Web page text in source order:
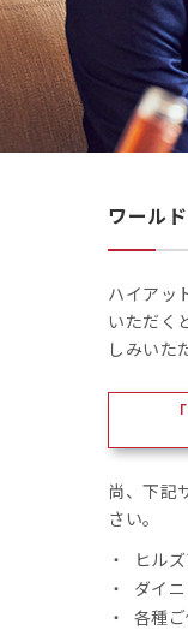
ワール
ハイアッ
いただく
しみいた
尚、下記
さい。
ヒル
ダイ
各種